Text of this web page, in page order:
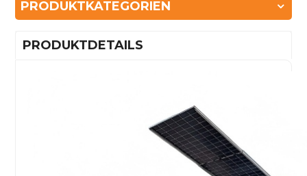
PRODUKTKATEGORIEN
PRODUKTDETAILS